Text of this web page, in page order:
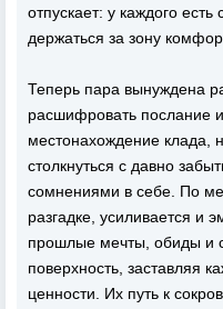
отпускает: у каждого
держаться за зону
Теперь пара вынуждена
расшифровать послание
местонахождение клада,
столкнуться с давно
сомнениями в себе. По
разгадке, усиливается и
прошлые мечты, обиды и
поверхность, заставляя
ценности. Их путь к